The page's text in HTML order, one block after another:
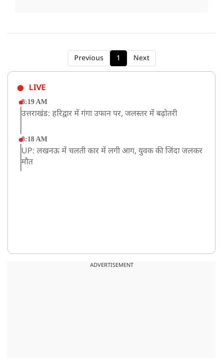
Previous 1 Next
LIVE
8:19 AM
उत्तराखंड: हरिद्वार में गंगा उफान पर, जलस्तर में बढ़ोतरी
8:18 AM
UP: लखनऊ में चलती कार में लगी आग, युवक की जिंदा जलकर
मौत
ADVERTISEMENT